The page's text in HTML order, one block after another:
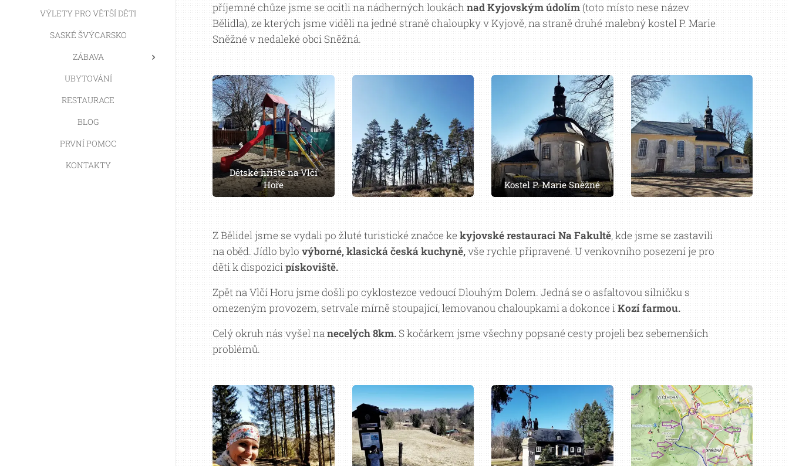
VÝLETY PRO VĚTŠÍ DĚTI
SASKÉ ŠVÝCARSKO
ZÁBAVA
UBYTOVÁNÍ
RESTAURACE
BLOG
PRVNÍ POMOC
KONTAKTY
příjemné chůze jsme se ocitli na nádherných loukáchnad Kyjovským údolím(toto místo nese název
Bělidla), ze kterých jsme viděli na jedné straně chaloupky v Kyjově, na straně druhé malebný kostel P. Marie
Sněžné v nedaleké obci Sněžná.
Dětské hřiště na Vlčí
Hoře
Kostel P. Marie Sněžné
Z Bělidel jsme se vydali po žluté turistické značce kekyjovské restauraci Na Fakultě, kde jsme se zastavili
na oběd. Jídlo bylovýborné, klasická česká kuchyně,vše rychle připravené. U venkovního posezení je pro
děti k dispozicipískoviště.
Zpět na Vlčí Horu jsme došli po cyklostezce vedoucí Dlouhým Dolem. Jedná se o asfaltovou silničku s
omezeným provozem, setrvale mírně stoupající, lemovanou chaloupkami a dokonce iKozí farmou.
Celý okruh nás vyšel nanecelých 8km.S kočárkem jsme všechny popsané cesty projeli bez sebemenších
problémů.